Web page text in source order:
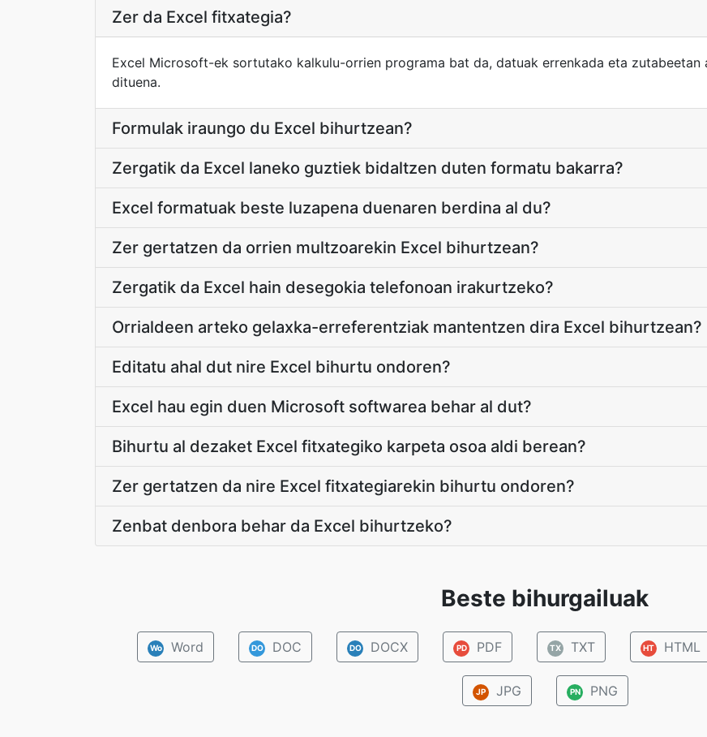
Zer da Excel fitxategia?
Excel Microsoft-ek sortutako kalkulu-orrien programa bat da, datuak errenkada eta
dituena.
Formulak iraungo du Excel bihurtzean?
Zergatik da Excel laneko guztiek bidaltzen duten formatu bakarra?
Excel formatuak beste luzapena duenaren berdina al du?
Zer gertatzen da orrien multzoarekin Excel bihurtzean?
Zergatik da Excel hain desegokia telefonoan irakurtzeko?
Orrialdeen arteko gelaxka-erreferentziak mantentzen dira Excel bihurtzean?
Editatu ahal dut nire Excel bihurtu ondoren?
Excel hau egin duen Microsoft softwarea behar al dut?
Bihurtu al dezaket Excel fitxategiko karpeta osoa aldi berean?
Zer gertatzen da nire Excel fitxategiarekin bihurtu ondoren?
Zenbat denbora behar da Excel bihurtzeko?
Beste bihurgailuak
Wo Word DO DOC DO DOCX PD PDF TX TXT HT HTML
JP JPG PN PNG